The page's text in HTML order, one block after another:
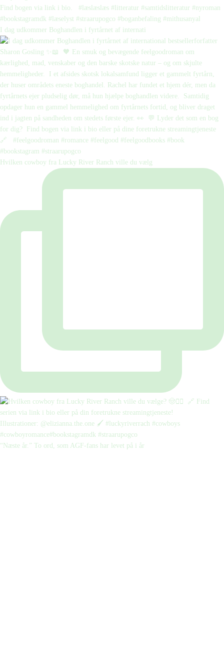
I dag udkommer Boghandlen i fyrtårnet af internati
Hvilken cowboy fra Lucky River Ranch ville du vælg
“Næste år.” To ord, som AGF-fans har levet på i år